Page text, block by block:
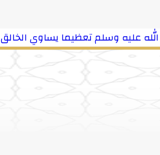
عليه وسلم تعظيما يساوي الخالق